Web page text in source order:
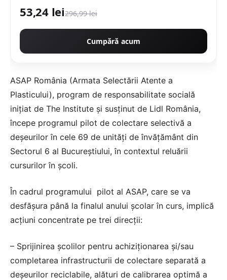
53,24 lei296,99 lei
Cumpără acum
ASAP România (Armata Selectării Atente a
Plasticului), program de responsabilitate socială
iniţiat de The Institute şi susţinut de Lidl România,
începe programul pilot de colectare selectivă a
deşeurilor în cele 69 de unităţi de învăţământ din
Sectorul 6 al Bucureştiului, în contextul reluării
cursurilor în şcoli.
În cadrul programului pilot al ASAP, care se va
desfăşura până la finalul anului şcolar în curs, implică
acţiuni concentrate pe trei direcţii:
– Sprijinirea şcolilor pentru achiziţionarea şi/sau
completarea infrastructurii de colectare separată a
deşeurilor reciclabile, alături de calibrarea optimă a